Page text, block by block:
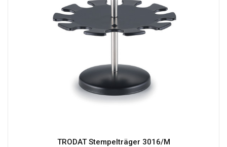
TRODAT Stempelträger 3016/M